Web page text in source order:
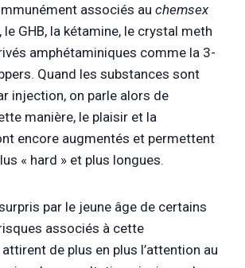
associés au chemsex
GHB, la kétamine, le crystal meth
amphétaminiques comme la 3-
Quand les substances sont
injection, on parle alors de
manière, le plaisir et la
encore augmentés et permettent
« hard » et plus longues.
par le jeune âge de certains
associés à cette
de plus en plus l’attention au